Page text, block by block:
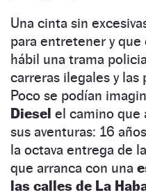
Una cinta sin
para entretener y
hábil una trama
carreras ilegales y las
Poco se podían
Diesel el camino que
sus aventuras: 16
la octava entrega de
que arranca con una
las calles de La